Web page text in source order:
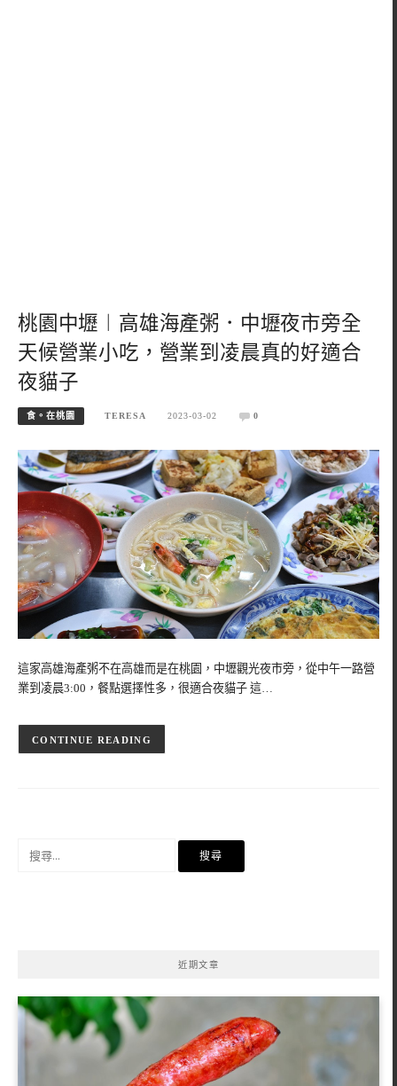
桃園中壢︱高雄海產粥．中壢夜市旁全
天候營業小吃，營業到凌晨真的好適合
夜貓子
食。在桃園 TERESA 2023-03-02 0
這家高雄海產粥不在高雄而是在桃園，中壢觀光夜市旁，從中午一路營
業到凌晨3:00，餐點選擇性多，很適合夜貓子 這…
CONTINUE READING
近期文章